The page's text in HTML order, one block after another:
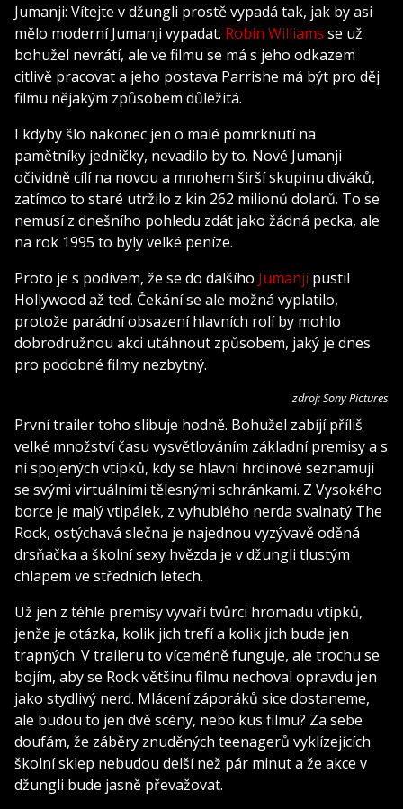
Jumanji: Vítejte v džungli prostě vypadá tak, jak by asi
mělo moderní Jumanji vypadat. Robin Williams se už
bohužel nevrátí, ale ve filmu se má s jeho odkazem
citlivě pracovat a jeho postava Parrishe má být pro děj
filmu nějakým způsobem důležitá.
I kdyby šlo nakonec jen o malé pomrknutí na
pamětníky jedničky, nevadilo by to. Nové Jumanji
očividně cílí na novou a mnohem širší skupinu diváků,
zatímco to staré utržilo z kin 262 milionů dolarů. To se
nemusí z dnešního pohledu zdát jako žádná pecka, ale
na rok 1995 to byly velké peníze.
Proto je s podivem, že se do dalšího Jumanji pustil
Hollywood až teď. Čekání se ale možná vyplatilo,
protože parádní obsazení hlavních rolí by mohlo
dobrodružnou akci utáhnout způsobem, jaký je dnes
pro podobné filmy nezbytný.
zdroj: Sony Pictures
První trailer toho slibuje hodně. Bohužel zabíjí příliš
velké množství času vysvětlováním základní premisy a s
ní spojených vtípků, kdy se hlavní hrdinové seznamují
se svými virtuálními tělesnými schránkami. Z Vysokého
borce je malý vtipálek, z vyhublého nerda svalnatý The
Rock, ostýchavá slečna je najednou vyzývavě oděná
drsňačka a školní sexy hvězda je v džungli tlustým
chlapem ve středních letech.
Už jen z téhle premisy vyvaří tvůrci hromadu vtípků,
jenže je otázka, kolik jich trefí a kolik jich bude jen
trapných. V traileru to víceméně funguje, ale trochu se
bojím, aby se Rock většinu filmu nechoval opravdu jen
jako stydlivý nerd. Mlácení záporáků sice dostaneme,
ale budou to jen dvě scény, nebo kus filmu? Za sebe
doufám, že záběry znuděných teenagerů vyklízejících
školní sklep nebudou delší než pár minut a že akce v
džungli bude jasně převažovat.